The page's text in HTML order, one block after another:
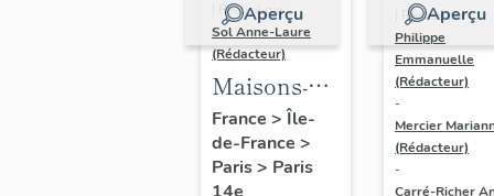
Aperçu
| Réalisé par
Sol Anne-Laure
(Rédacteur)
Maisons-
immeubles
France > Île-
de-France >
Paris> Paris
Aperçu
| Réalisé par
Philippe
Emmanuelle
(Rédacteur)
-
Mercier
(Rédacteur)
-
Carré-Richer